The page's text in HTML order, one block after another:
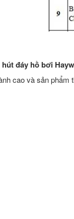
hút đáy hồ bơi
cao và sản phẩm